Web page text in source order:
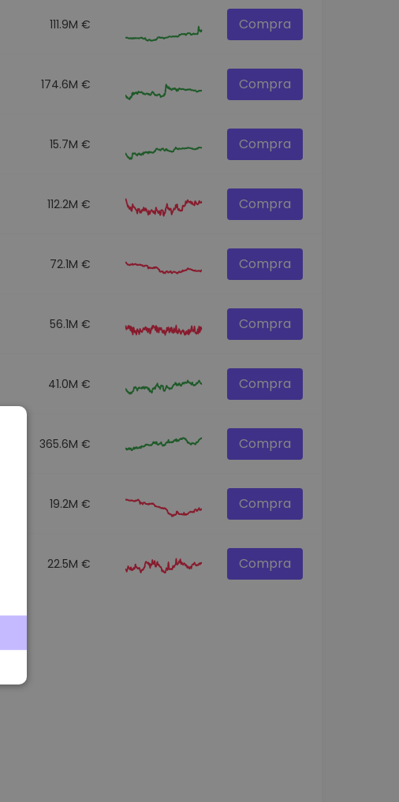
111.9M € Compra
174.6M € Compra
15.7M € Compra
112.2M € Compra
72.1M € Compra
56.1M € Compra
41.0M € Compra
365.6M € Compra
19.2M € Compra
22.5M € Compra